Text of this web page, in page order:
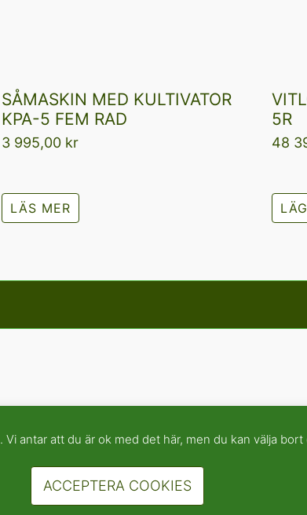
SÅMASKIN MED KULTIVATOR
KPA-5 FEM RAD
3 995,00 kr
LÄS MER
5R
48
antar att du är ok med det här, men du kan välja bort
ACCEPTERA COOKIES